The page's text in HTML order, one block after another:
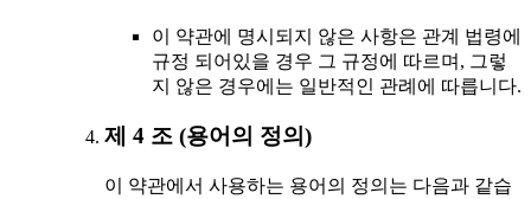
이 약관에 명시되지 않은 사항은 관계 법령에
규정 되어있을 경우 그 규정에 따르며, 그렇
지 않은 경우에는 일반적인 관례에 따릅니다.
제 4 조 (용어의 정의)
이 약관에서 사용하는 용어의 정의는 다음과 같습